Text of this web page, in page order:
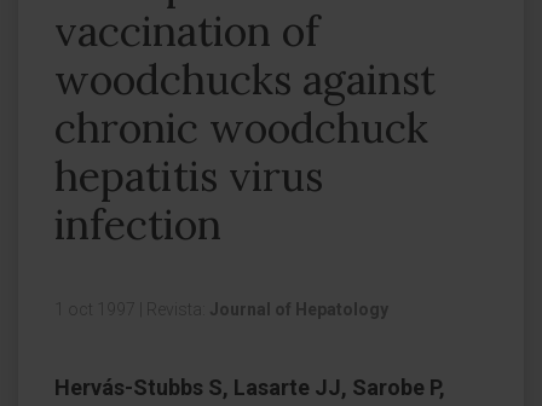
vaccination of
woodchucks against
chronic woodchuck
hepatitis virus
infection
1 oct 1997 Revista: Journal of Hepatology
Hervás-Stubbs S, Lasarte JJ, Sarobe P,